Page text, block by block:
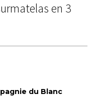
en 3
du Blanc